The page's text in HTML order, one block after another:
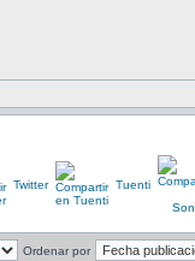
Twitter Tuenti
Ordenar por